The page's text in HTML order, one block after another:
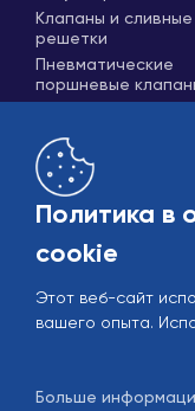
Клапаны и сливные
решетки
Пневматические
поршневые
Следите
Политика в
cookie
Этот веб-сайт
вашего опыта.
Больше